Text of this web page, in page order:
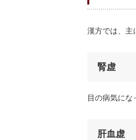
漢方では、主
腎虚
目の病気にな
肝血虚